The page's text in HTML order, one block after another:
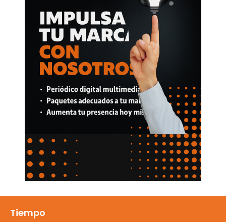
Tiempo